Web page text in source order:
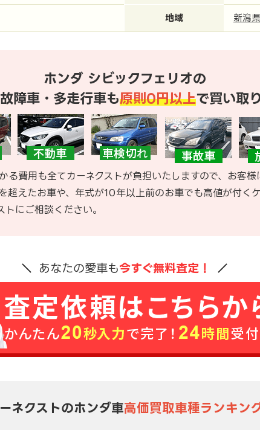
地域 新潟県
ホンダ シビックフェリオの
障車・多走行車も原則0円以上で買い取
る費用も全てカーネクストが負担いたしますので、お客
超えたお車や、年式が10年以上前のお車でも高値が付く
トにご相談ください。
あなたの愛車も今すぐ無料査定！
ネクストのホンダ車高価買取車種ランキン